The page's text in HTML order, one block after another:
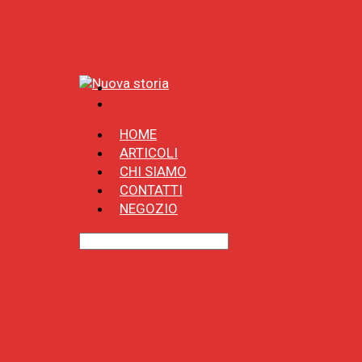
HOME
ARTICOLI
CHI SIAMO
CONTATTI
NEGOZIO